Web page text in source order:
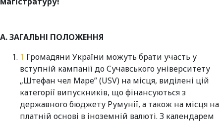
А. ЗАГАЛЬНІ ПОЛОЖЕННЯ
Громадяни України можуть брати участь у
вступній кампанії до Сучавського університету
„Штефан чел Маре” (USV) на місця, виділені цій
категорії випускників, що фінансуються з
державного бюджету Румунії, а також на місця на
платній основі в іноземній валюті. З календарем